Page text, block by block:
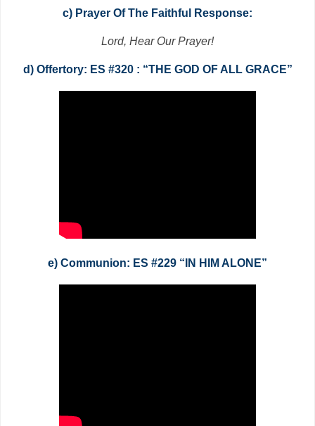
c) Prayer Of The Faithful Response:
Lord, Hear Our Prayer!
d) Offertory: ES #320 : “THE GOD OF ALL GRACE”
e) Communion: ES #229 “IN HIM ALONE”